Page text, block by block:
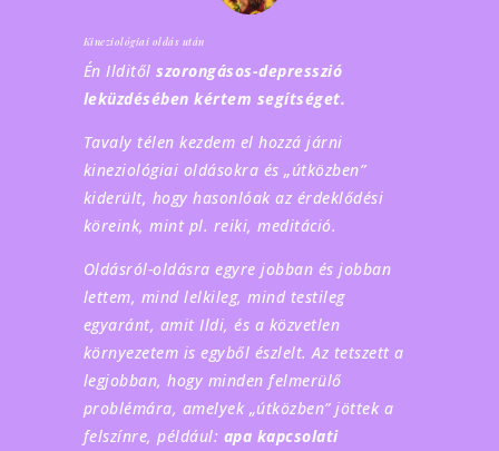
Kineziológiai oldás után
Én Ilditől szorongásos-depresszió
leküzdésében kértem segítséget.
Tavaly télen kezdem el hozzá járni
kineziológiai oldásokra és „útközben”
kiderült, hogy hasonlóak az érdeklődési
köreink, mint pl. reiki, meditáció.
Oldásról-oldásra egyre jobban és jobban
lettem, mind lelkileg, mind testileg
egyaránt, amit Ildi, és a közvetlen
környezetem is egyből észlelt. Az tetszett a
legjobban, hogy minden felmerülő
problémára, amelyek „útközben” jöttek a
felszínre, például: apa kapcsolati